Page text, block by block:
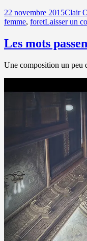
Publié
le
22 novembre 2015Clair
femme, foretLaisser un
Les mots
Une composition un peu